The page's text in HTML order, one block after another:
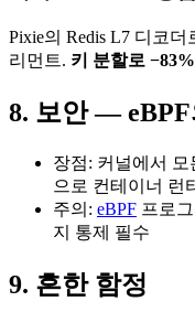
Pixie의 Redis L7 디코
리먼트. 키 분할로 −83%
8. 보안 — eBPF
장점: 커널에서 모
으로 컨테이너 런
주의: eBPF 프로
지 통제 필수
9. 흔한 함정